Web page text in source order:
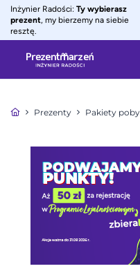
Inżynier Radości: Ty wybierasz
prezent, my bierzemy na siebie
resztę.
Prezenty Pakiety